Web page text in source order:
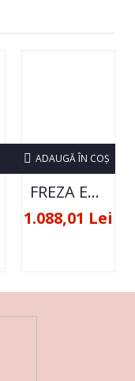
FREZA ELECTRICA STRONG 210 35000 RPM- ORIGINALA
1.088,01 Lei
ADAUGĂ ÎN COŞ